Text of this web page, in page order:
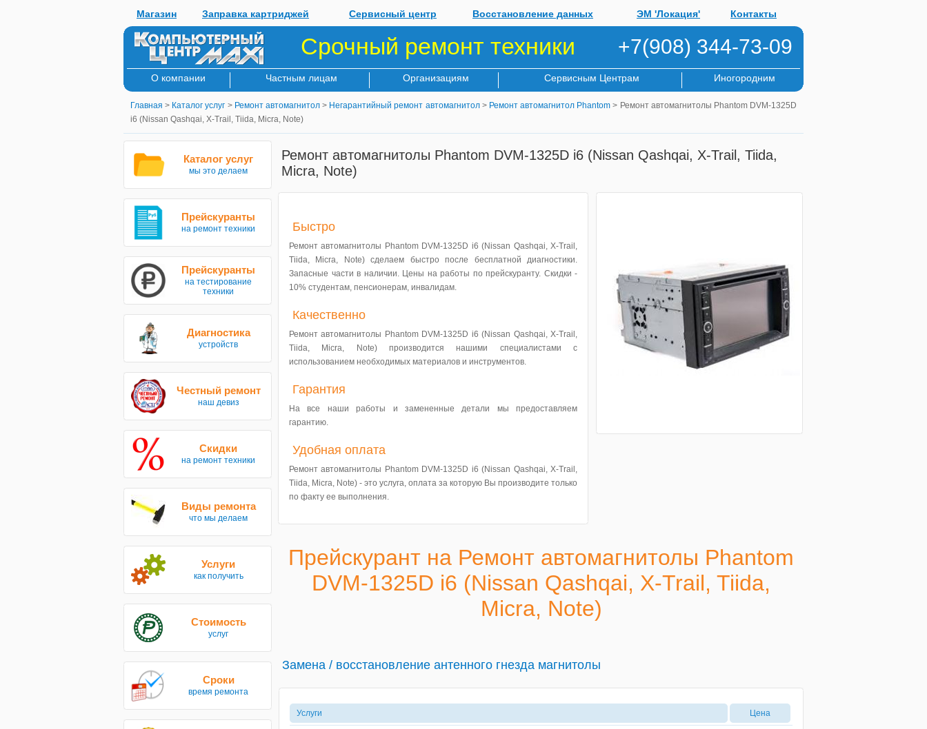
Магазин Заправка картриджей Сервисный центр Восстановление данных ЭМ 'Локация' Контакты
Срочный ремонт техники +7(908) 344-73-09
О компании Частным лицам Организациям Сервисным Центрам Иногородним
Главная > Каталог услуг > Ремонт автомагнитол > Негарантийный ремонт автомагнитол> Ремонт автомагнитол Phantom > Ремонт автомагнитолы Phantom DVM-1325D
i6 (Nissan Qashqai, X-Trail, Tiida, Micra, Note)
Каталог услуг
мы это делаем
Прейскуранты
на ремонт техники
Прейскуранты
на тестирование
техники
Диагностика
устройств
Честный ремонт
наш девиз
Скидки
на ремонт техники
Виды ремонта
что мы делаем
Услуги
как получить
Стоимость
услуг
Сроки
время ремонта
Ремонт автомагнитолы Phantom DVM-1325D i6 (Nissan Qashqai, X-Trail, Tiida,
Micra, Note)
Быстро
Ремонт автомагнитолы Phantom DVM-1325D i6 (Nissan Qashqai, X-Trail,
Tiida, Micra, Note) сделаем быстро после бесплатной диагностики.
Запасные части в наличии. Цены на работы по прейскуранту. Скидки -
10% студентам, пенсионерам, инвалидам.
Качественно
Ремонт автомагнитолы Phantom DVM-1325D i6 (Nissan Qashqai, X-Trail,
Tiida, Micra, Note) производится нашими специалистами с
использованием необходимых материалов и инструментов.
Гарантия
На все наши работы и замененные детали мы предоставляем
гарантию.
Удобная оплата
Ремонт автомагнитолы Phantom DVM-1325D i6 (Nissan Qashqai, X-Trail,
Tiida, Micra, Note) - это услуга, оплата за которую Вы производите только
по факту ее выполнения.
Прейскурант на Ремонт автомагнитолы Phantom
DVM-1325D i6 (Nissan Qashqai, X-Trail, Tiida,
Micra, Note)
Замена / восстановление антенного гнезда магнитолы
Услуги Цена